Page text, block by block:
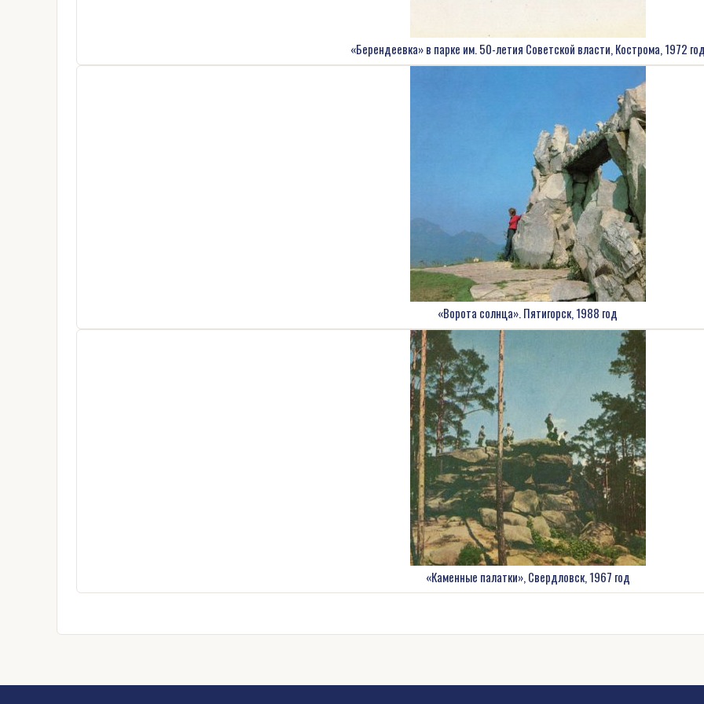
«Берендеевка» в парке им. 50-летия Советской власти, Кострома, 1972
«Ворота солнца». Пятигорск, 1988 год
«Каменные палатки», Свердловск, 1967 год